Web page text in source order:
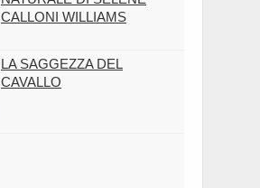
CALLONI WILLIAMS
LA SAGGEZZA DEL
CAVALLO